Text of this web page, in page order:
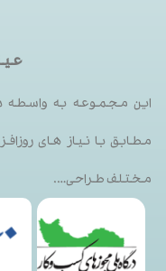
این مجموعه به واسطه
مطابق با نیاز های
مختلف طراحی….